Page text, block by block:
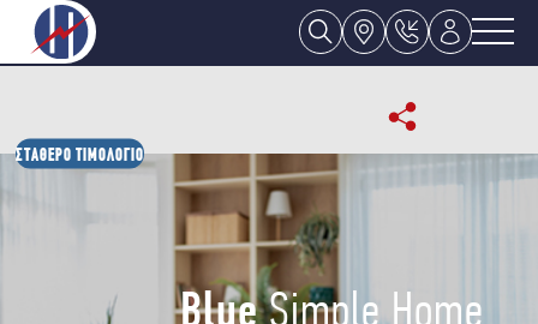
BlueSimple Home
ΣΤΑΘΕΡΟ ΤΙΜΟΛΟΓΙΟ